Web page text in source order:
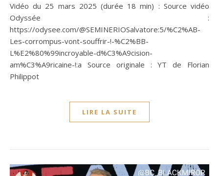
Vidéo du 25 mars 2025 (durée 18 min) : Source vidéo
Odyssée :
https://odysee.com/@SEMINERIOSalvatore:5/%C2%AB-
Les-corrompus-vont-souffrir-!-%C2%BB-
L%E2%80%99incroyable-d%C3%A9cision-
am%C3%A9ricaine-!:a Source originale : YT de Florian
Philippot
LIRE LA SUITE